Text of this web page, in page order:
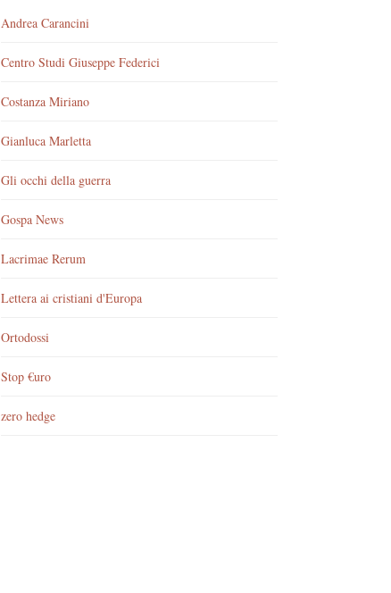
Andrea Carancini
Centro Studi Giuseppe Federici
Costanza Miriano
Gianluca Marletta
Gli occhi della guerra
Gospa News
Lacrimae Rerum
Lettera ai cristiani d'Europa
Ortodossi
Stop €uro
zero hedge